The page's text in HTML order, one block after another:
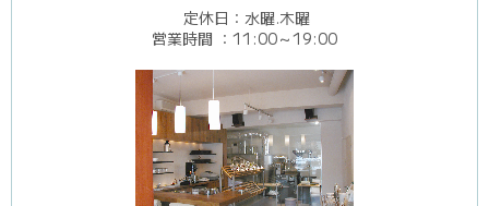
定休日：水曜.木曜
営業時間 ：11:00～19:00